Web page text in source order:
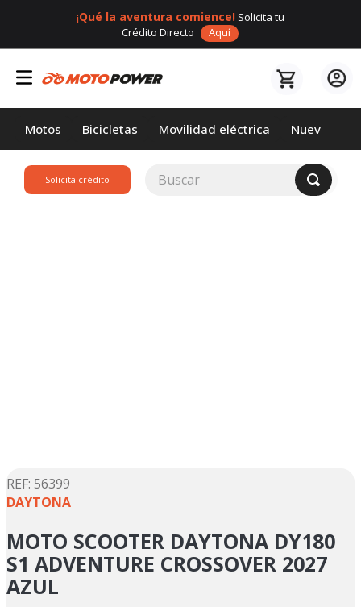
¡Qué la aventura comience! Solicita tu
Crédito Directo
Aquí
Motos Bicicletas Movilidad eléctrica Nuevos
Solicita crédito
Buscar
: 56399
DAYTONA
MOTO SCOOTER DAYTONA DY180
S1 ADVENTURE CROSSOVER 2027
AZUL